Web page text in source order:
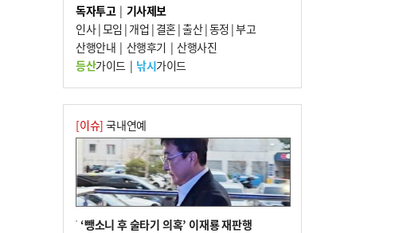
7
[속보] 부산·김해·울주 ‘경계 단계’…전국
48개 시군 가뭄
8
부산·울산·경남 폭염 속 소나기·비…무더
위는 지속
10 홈플 사태에 2분기 대형마트 판매 9.4%
↓…백화점은 14.8%↑
독자투고| 기사제보
인사|모임 | 개업 | 결혼|출산|동정 |부고
산행안내 | 산행후기 | 산행사진
등산가이드| 낚시가이드
[이슈] 국내연예
‘뺑소니 후 술타기 의혹’ 이재룡 재판행